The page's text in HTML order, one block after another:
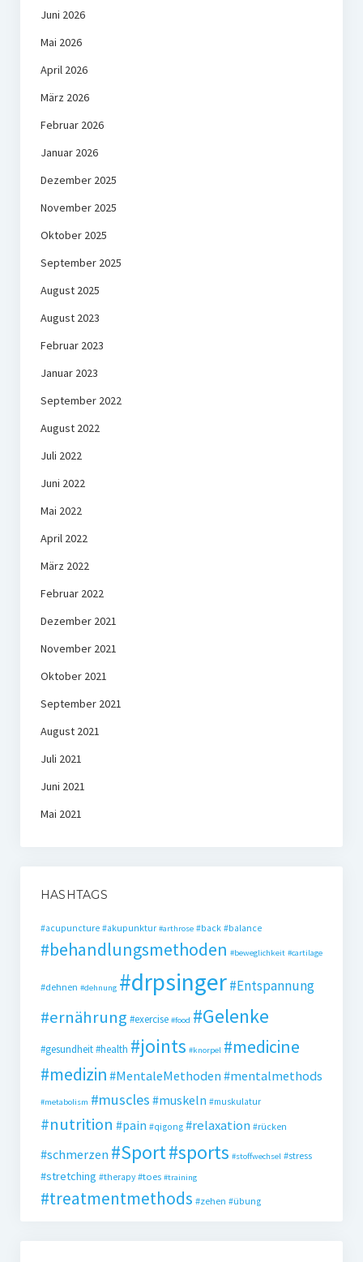
Juni 2026
Mai 2026
April 2026
März 2026
Februar 2026
Januar 2026
Dezember 2025
November 2025
Oktober 2025
September 2025
August 2025
August 2023
Februar 2023
Januar 2023
September 2022
August 2022
Juli 2022
Juni 2022
Mai 2022
April 2022
März 2022
Februar 2022
Dezember 2021
November 2021
Oktober 2021
September 2021
August 2021
Juli 2021
Juni 2021
Mai 2021
HASHTAGS
#acupuncture #akupunktur #arthrose #back #balance
#behandlungsmethoden #beweglichkeit #cartilage
#dehnen #dehnung #drpsinger#Entspannung
#ernährung #exercise #food #Gelenke
#gesundheit#health #joints #knorpel #medicine
#medizin #MentaleMethoden #mentalmethods
#metabolism #muscles #muskeln #muskulatur
#nutrition #pain #qigong #relaxation #rücken
#schmerzen #Sport#sports #stoffwechsel #stress
#stretching #therapy #toes #training
#treatmentmethods #zehen #übung